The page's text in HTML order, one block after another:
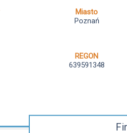
Miasto
Poznań
REGON
639591348